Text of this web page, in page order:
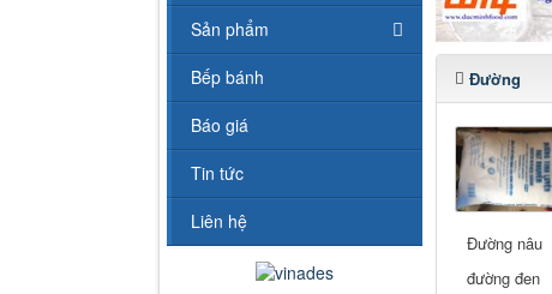
Đường
Đường nâu
đường đen
Sản phẩm
Bếp bánh
Báo giá
Tin tức
Liên hệ